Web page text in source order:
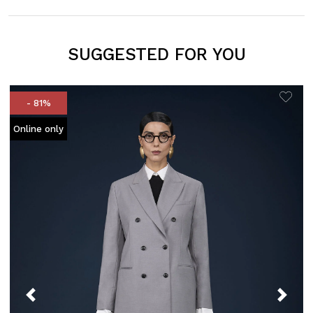
SUGGESTED FOR YOU
- 81%
Online only